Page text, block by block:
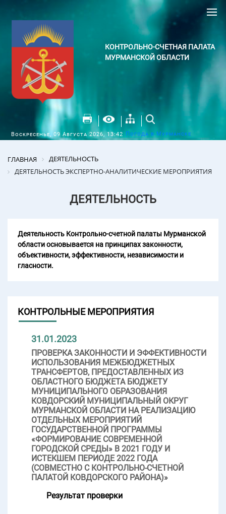
КОНТРОЛЬНО-СЧЕТНАЯ ПАЛАТА
МУРМАНСКОЙ ОБЛАСТИ
Воскресенье, 09 Августа 2026, 13:42 Погода в Мурманске
ГЛАВНАЯ
ДЕЯТЕЛЬНОСТЬ
ДЕЯТЕЛЬНОСТЬ ЭКСПЕРТНО-АНАЛИТИЧЕСКИЕ МЕРОПРИЯТИЯ
ДЕЯТЕЛЬНОСТЬ
Деятельность Контрольно-счетной палаты Мурманской
области основывается на принципах законности,
объективности, эффективности, независимости и
гласности.
КОНТРОЛЬНЫЕ МЕРОПРИЯТИЯ
31.01.2023
ПРОВЕРКА ЗАКОННОСТИ И ЭФФЕКТИВНОСТИ
ИСПОЛЬЗОВАНИЯ МЕЖБЮДЖЕТНЫХ
ТРАНСФЕРТОВ, ПРЕДОСТАВЛЕННЫХ ИЗ
ОБЛАСТНОГО БЮДЖЕТА БЮДЖЕТУ
МУНИЦИПАЛЬНОГО ОБРАЗОВАНИЯ
КОВДОРСКИЙ МУНИЦИПАЛЬНЫЙ ОКРУГ
МУРМАНСКОЙ ОБЛАСТИ НА РЕАЛИЗАЦИЮ
ОТДЕЛЬНЫХ МЕРОПРИЯТИЙ
ГОСУДАРСТВЕННОЙ ПРОГРАММЫ
«ФОРМИРОВАНИЕ СОВРЕМЕННОЙ
ГОРОДСКОЙ СРЕДЫ» В 2021 ГОДУ И
ИСТЕКШЕМ ПЕРИОДЕ 2022 ГОДА
(СОВМЕСТНО С КОНТРОЛЬНО-СЧЕТНОЙ
ПАЛАТОЙ КОВДОРСКОГО РАЙОНА)»
Результат проверки